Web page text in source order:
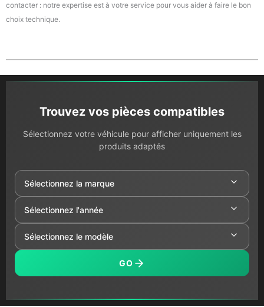
contacter : notre expertise est à votre service pour vous aider à faire le bon
choix technique.
Trouvez vos pièces compatibles
Sélectionnez votre véhicule pour afficher uniquement les
produits adaptés
GO